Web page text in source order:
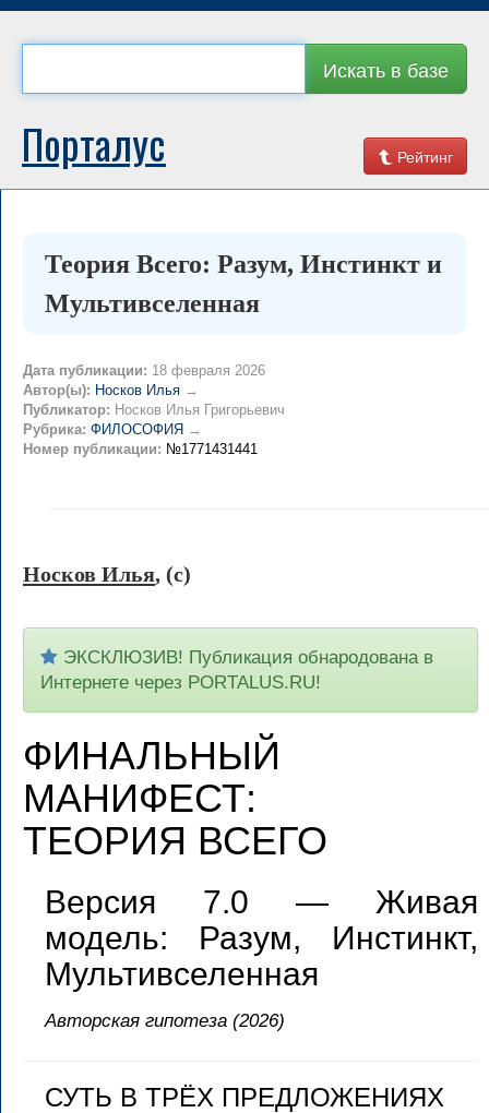
Искать в базе
Рейтинг
Порталус
Теория Всего: Разум, Инстинкт и
Мультивселенная
Дата публикации: 18 февраля 2026
Автор(ы): Носков Илья →
Публикатор: Носков Илья Григорьевич
Рубрика: ФИЛОСОФИЯ →
Номер публикации: №1771431441
Носков Илья, (c)
ЭКСКЛЮЗИВ! Публикация обнародована в
Интернете через PORTALUS.RU!
ФИНАЛЬНЫЙ
МАНИФЕСТ:
ТЕОРИЯ ВСЕГО
Версия 7.0 — Живая
модель: Разум, Инстинкт,
Мультивселенная
Авторская гипотеза (2026)
СУТЬ В ТРЁХ ПРЕДЛОЖЕНИЯХ